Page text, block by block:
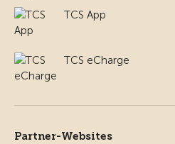
TCS App
TCS eCharge
Partner-Websites